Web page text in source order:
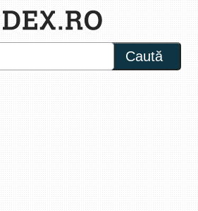
Caută